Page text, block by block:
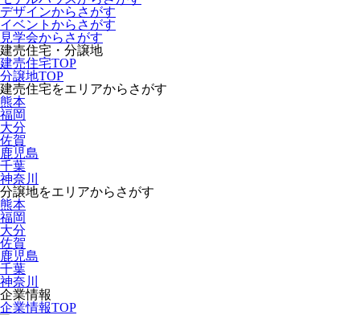
デザインからさがす
イベントからさがす
見学会からさがす
建売住宅・分譲地
建売住宅TOP
分譲地TOP
建売住宅をエリアからさがす
熊本
福岡
大分
佐賀
鹿児島
千葉
神奈川
分譲地をエリアからさがす
熊本
福岡
大分
佐賀
鹿児島
千葉
神奈川
企業情報
企業情報TOP